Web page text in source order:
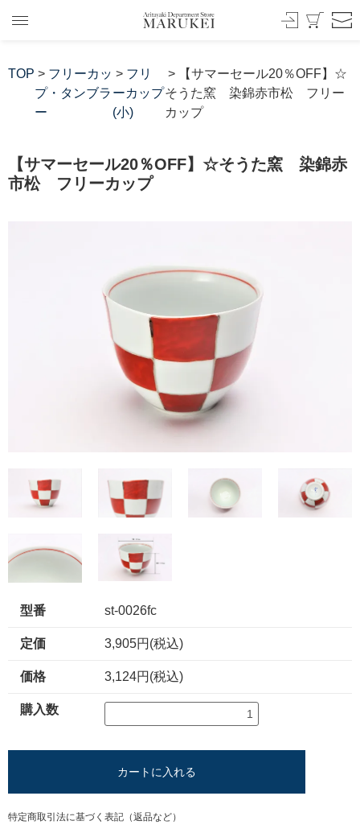
TOP > フリーカッ
プ・タンブラ
ー
> フリ
ーカップ
(小)
> 【サマーセール20％OFF】☆
そうた窯 染錦赤市松 フリー
カップ
【サマーセール20％OFF】☆そうた窯 染錦赤
市松 フリーカップ
型番 st-0026fc
定価 3,905円(税込)
価格 3,124円(税込)
購入数
カートに入れる
特定商取引法に基づく表記（返品など）